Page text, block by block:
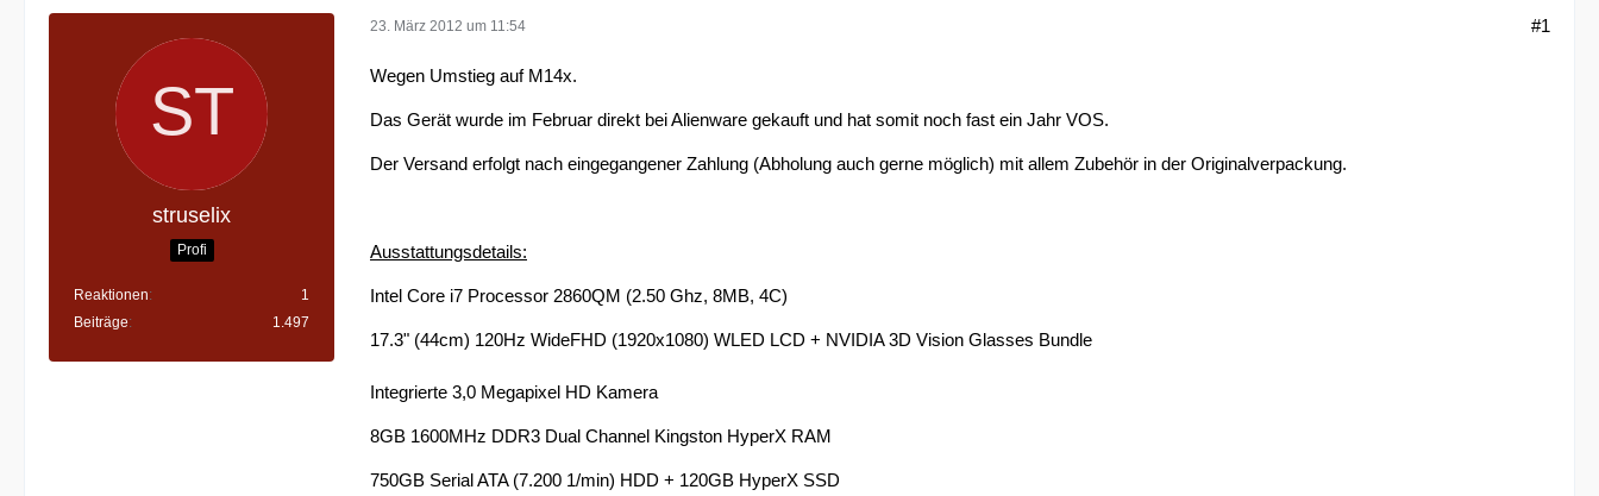
struselix
Profi
Reaktionen
1
Beiträge
1.497
23. März 2012 um 11:54 #1
Wegen Umstieg auf M14x.
Das Gerät wurde im Februar direkt bei Alienware gekauft und hat somit noch fast ein Jahr VOS.
Der Versand erfolgt nach eingegangener Zahlung (Abholung auch gerne möglich) mit allem Zubehör in der Originalverpackung.
Ausstattungsdetails:
Intel Core i7 Processor 2860QM (2.50 Ghz, 8MB, 4C)
17.3" (44cm) 120Hz WideFHD (1920x1080) WLED LCD + NVIDIA 3D Vision Glasses Bundle
Integrierte 3,0 Megapixel HD Kamera
8GB 1600MHz DDR3 Dual Channel Kingston HyperX RAM
750GB Serial ATA (7.200 1/min) HDD + 120GB HyperX SSD